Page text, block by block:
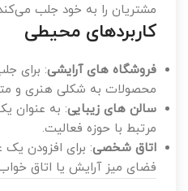
مشتریان را به خود جلب
کاربردهای محیطی
فروشگاه های آرایشی: برای
محصولات به شکلی هنری و
سالن های زیبایی: به عنوان
مرتبط با حوزه فعالیت.
اتاق شخصی: برای افزودن
فضای میز آرایش یا اتاق